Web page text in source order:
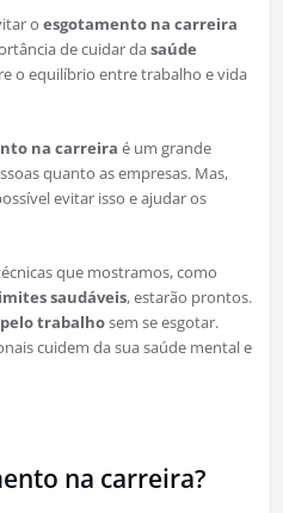
o esgotamento na carreira
de cuidar dasaúde
o equilíbrio entre trabalho e vida
na carreira é um grande
quanto as empresas. Mas,
evitar isso e ajudar os
que mostramos, como
saudáveis, estarão prontos.
trabalhosem se esgotar.
cuidem da sua saúde mental e
na carreira?